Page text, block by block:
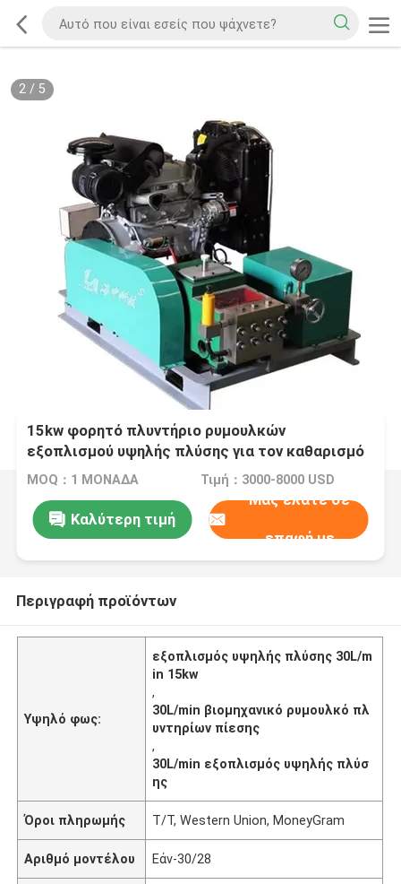
2/ 5
15kw φορητό πλυντήριο ρυμουλκών
εξοπλισμού υψηλής πλύσης για τον καθαρισμό
σκαφών
MOQ：1 ΜΟΝΑΔΑ Τιμή：3000-8000 USD
Καλύτερη τιμή
Μας ελάτε σε
επαφή με
Περιγραφή προϊόντων
Υψηλό φως:
εξοπλισμός υψηλής πλύσης 30L/m
in 15kw
,
30L/min βιομηχανικό ρυμουλκό πλ
υντηρίων πίεσης
,
30L/min εξοπλισμός υψηλής πλύσ
ης
Όροι πληρωμής T/T, Western Union, MoneyGram
Αριθμό μοντέλου Εάν-30/28